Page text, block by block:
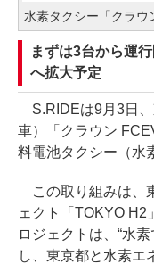
水素タクシー「クラウ
まずは3台から運
へ拡大予定
S.RIDEは9月3日、
車）「クラウン
料電池タクシー（水
この取り組みは、
ェクト「TOKYO H2
ロジェクトは、“水
し、東京都と水素エ